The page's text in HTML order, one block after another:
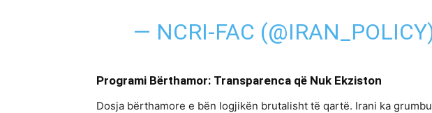
— NCRI-FAC
Programi Bërthamor: Transparenca që Nuk Ekziston
Dosja bërthamore e bën logjikën brutalisht të qartë. Irani ka